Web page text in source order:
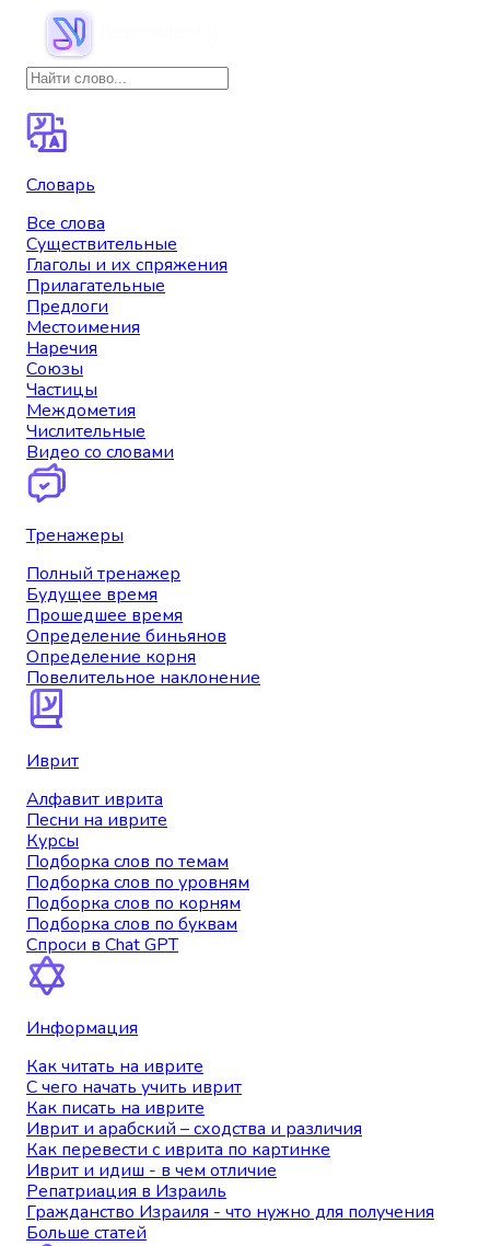
Словарь
Все слова
Существительные
Глаголы и их спряжения
Прилагательные
Предлоги
Местоимения
Наречия
Союзы
Частицы
Междометия
Числительные
Видео со словами
Тренажеры
Полный тренажер
Будущее время
Прошедшее время
Определение биньянов
Определение корня
Повелительное наклонение
Иврит
Алфавит иврита
Песни на иврите
Курсы
Подборка слов по темам
Подборка слов по уровням
Подборка слов по корням
Подборка слов по буквам
Спроси в Chat GPT
Информация
Как читать на иврите
С чего начать учить иврит
Как писать на иврите
Иврит и арабский – сходства и различия
Как перевести с иврита по картинке
Иврит и идиш - в чем отличие
Репатриация в Израиль
Гражданство Израиля - что нужно для получения
Больше статей